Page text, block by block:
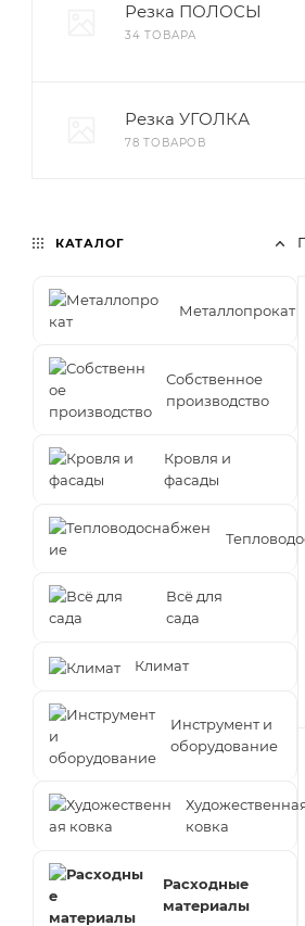
Резка ПОЛОСЫ
34 ТОВАРА
Резка УГОЛКА
78 ТОВАРОВ
КАТАЛОГ
Металлопрокат
Собственное
производство
Кровля и
фасады
Всё для
сада
Климат
Инструмент и
оборудование
ковка
Расходные
материалы